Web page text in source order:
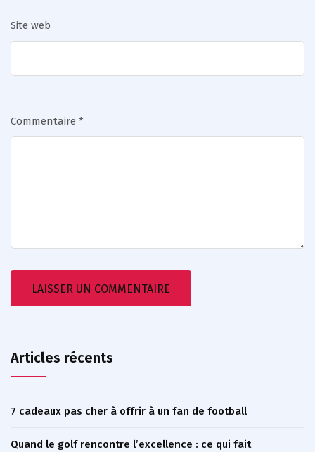
Site web
Commentaire *
Articles récents
7 cadeaux pas cher à offrir à un fan de football
Quand le golf rencontre l’excellence : ce qui fait